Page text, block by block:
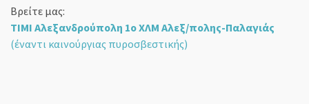
Βρείτε μας:
ΤΙΜΙ Αλεξανδρούπολη 1ο ΧΛΜ Αλεξ/πολης-Παλαγιάς
(έναντι καινούργιας πυροσβεστικής)